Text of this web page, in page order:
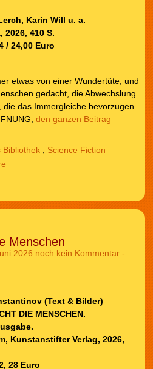
Karin Will u. a.
2026, 410 S.
/ 24,00 Euro
etwas von einer Wundertüte, und
gedacht, die Abwechslung
das Immergleiche bevorzugen.
den ganzen Beitrag
Bibliothek, Science Fiction
Menschen
2026 noch kein Kommentar -
(Text & Bilder)
DIE MENSCHEN.
Kunstanstifter Verlag, 2026,
28 Euro